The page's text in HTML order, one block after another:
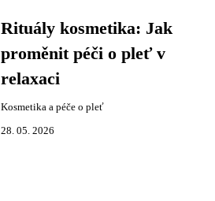
Rituály kosmetika: Jak
proměnit péči o pleť v
relaxaci
Kosmetika a péče o pleť
28. 05. 2026